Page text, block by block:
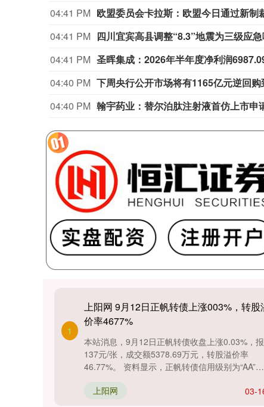
04:41 PM 欧盟委员会卡拉斯：欧盟今日通过新制
04:41 PM 四川宜宾高县调整“8.3”地震为三级应
04:41 PM 圣晖集成：2026年半年度净利润
04:40 PM 下周央行公开市场将有1165亿元逆回购
04:40 PM 翰宇药业：替尔泊肽注射液首仿上市申
1
上阳网 9月12日正帆转债上涨003%，转股
价率4677%
本站消息，9月12日正帆转债收盘上涨0.03%，报
137元/张，成交额5378.69万元，转股溢价率
46.77%。 资料显示，正帆转债信用级别为“AA”，
03-
上阳网